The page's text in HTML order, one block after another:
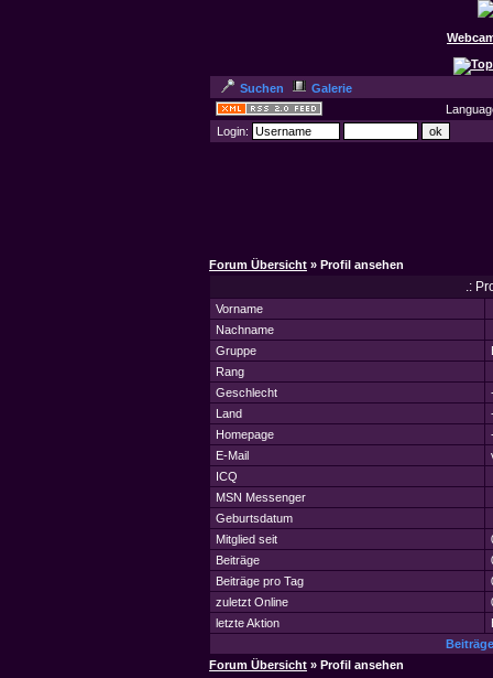
Suchen
Galerie
Login:
Forum Übersicht » Profil ansehen
.:
Vorname
Nachname
Gruppe
Rang
Geschlecht
Land
Homepage
E-Mail
ICQ
MSN Messenger
Geburtsdatum
Mitglied seit
Beiträge
Beiträge pro Tag
zuletzt Online
letzte Aktion
Forum Übersicht » Profil ansehen